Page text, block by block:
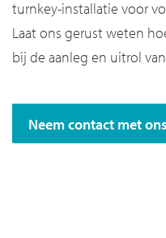
turnkey-installatie voor
Laat ons gerust weten
bij de aanleg en uitrol
Neem contact met